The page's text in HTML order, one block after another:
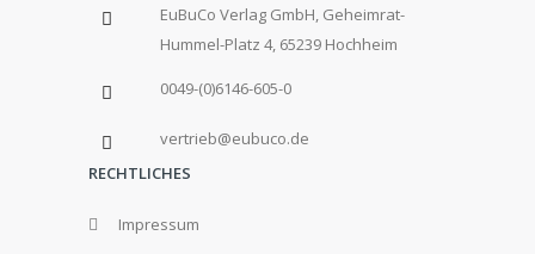
EuBuCo Verlag GmbH, Geheimrat-
Hummel-Platz 4, 65239 Hochheim
0049-(0)6146-605-0
vertrieb@eubuco.de
RECHTLICHES
Impressum